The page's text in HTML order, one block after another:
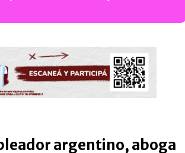
argentino, aboga